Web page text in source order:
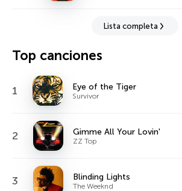
Lista completa
Top canciones
1 Eye of the Tiger
Survivor
2 Gimme All Your Lovin'
ZZ Top
3 Blinding Lights
The Weeknd